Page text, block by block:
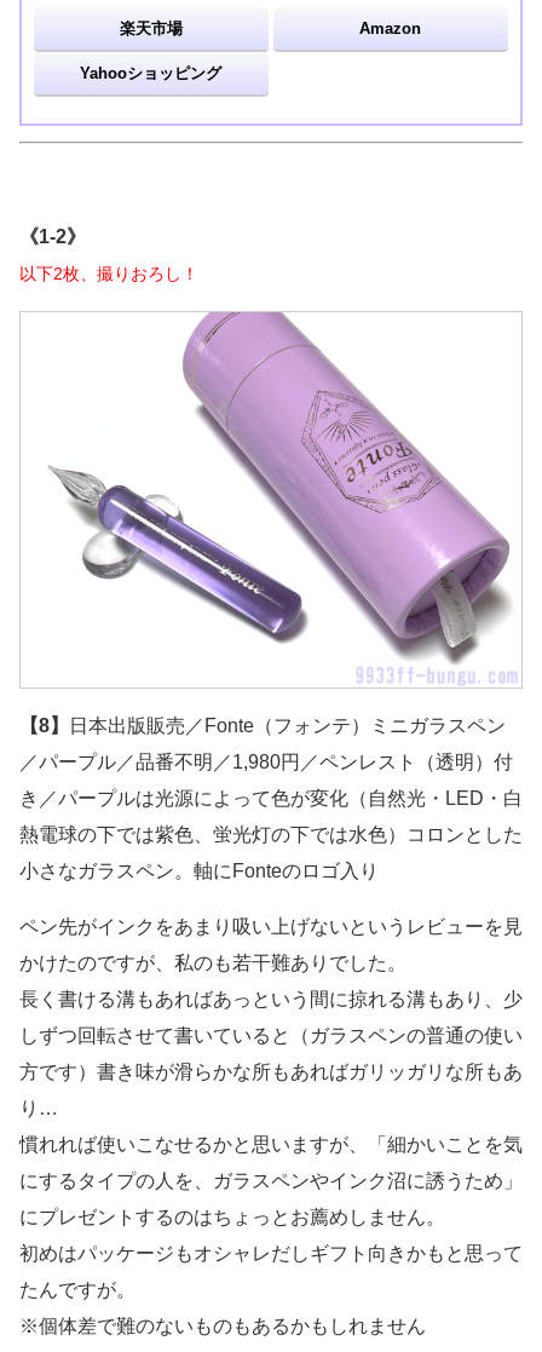
楽天市場 Amazon
Yahooショッピング
《1-2》
以下2枚、撮りおろし！
【8】
日本出版販売／Fonte（フォンテ）ミニガラスペン
／パープル／品番不明／1,980円／ペンレスト（透明）付
き／パープルは光源によって色が変化（自然光・LED・白
熱電球の下では紫色、蛍光灯の下では水色）コロンとした
小さなガラスペン。軸にFonteのロゴ入り
ペン先がインクをあまり吸い上げないというレビューを見
かけたのですが、私のも若干難ありでした。
長く書ける溝もあればあっという間に掠れる溝もあり、少
しずつ回転させて書いていると（ガラスペンの普通の使い
方です）書き味が滑らかな所もあればガリッガリな所もあ
り…
慣れれば使いこなせるかと思いますが、「細かいことを気
にするタイプの人を、ガラスペンやインク沼に誘うため」
にプレゼントするのはちょっとお薦めしません。
初めはパッケージもオシャレだしギフト向きかもと思って
たんですが。
※個体差で難のないものもあるかもしれません